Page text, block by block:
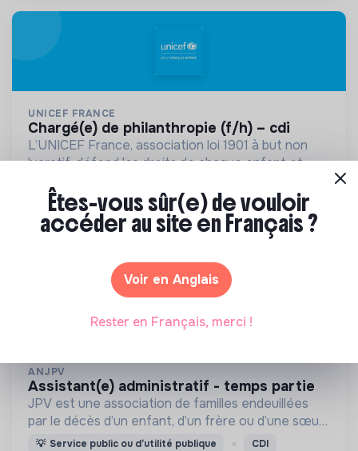
UNICEF FRANCE
chargé(e) de philanthropie (f/h) – cdi
L’UNICEF France, association loi 1901 à but non
lucratif, défend les droits de chaque enfant et
Structure de l’ESS
Aide d'urgence
Il y a 16 jours
ANJPV
assistant(e) administratif - temps partie
JPV est une association de familles endeuillées
par le décès d’un enfant, d’un frère ou d’une sœur,
quel que soit l’âge de l’enfant et quelle que soit la
💡 Service public ou d’utilité publique
CDI
Êtes-vous sûr(e) de vouloir
accéder au site en Français ?
Voir en Anglais
Rester en Français, merci !